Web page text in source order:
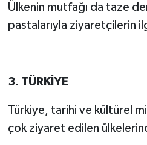
Ülkenin mutfağı da taze
pastalarıyla ziyaretçilerin
3. TÜRKİYE
Türkiye, tarihi ve kültürel
çok ziyaret edilen